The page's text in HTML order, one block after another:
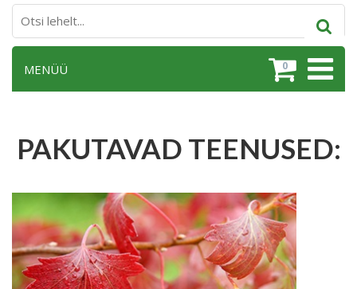
0
MENÜÜ
PAKUTAVAD TEENUSED: